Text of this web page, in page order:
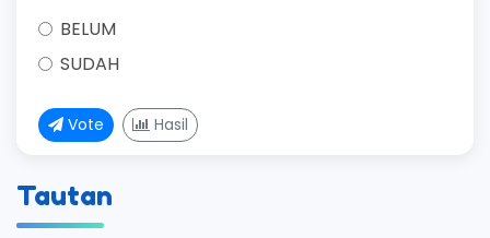
BELUM
SUDAH
Vote Hasil
Tautan